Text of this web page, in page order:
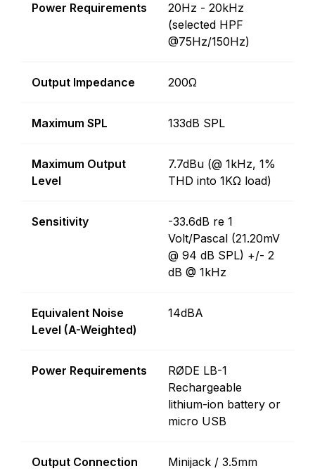
Power Requirements
20Hz - 20kHz
(selected HPF
@75Hz/150Hz)
Output Impedance 200Ω
Maximum SPL 133dB SPL
Maximum Output
Level
7.7dBu (@ 1kHz, 1%
THD into 1KΩ load)
Sensitivity
-33.6dB re 1
Volt/Pascal (21.20mV
@ 94 dB SPL) +/- 2
dB @ 1kHz
Equivalent Noise
Level (A-Weighted)
14dBA
Power Requirements
RØDE LB-1
Rechargeable
lithium-ion battery or
micro USB
Output Connection
Minijack / 3.5mm